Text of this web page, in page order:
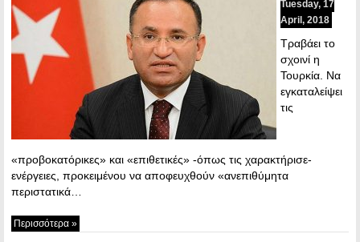
Tuesday, 17
April, 2018
Τραβάει το
σχοινί η
Τουρκία. Να
εγκαταλείψει
τις
«προβοκατόρικες» και «επιθετικές» -όπως τις χαρακτήρισε-
ενέργειες, προκειμένου να αποφευχθούν «ανεπιθύμητα
περιστατικά…
Περισσότερα »